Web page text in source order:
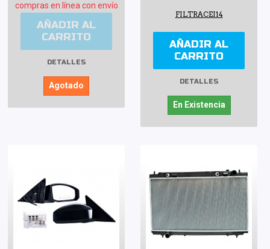
compras en línea con envío
AÑADIR AL
CARRITO
DETALLES
Agotado
FILTRACEI14
AÑADIR AL
CARRITO
DETALLES
En Existencia